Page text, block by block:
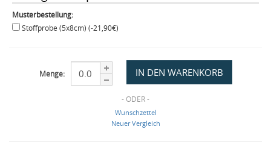
Musterbestellung:
Stoffprobe (5x8cm) (-21,90€)
Menge:
- ODER -
Wunschzettel
Neuer Vergleich